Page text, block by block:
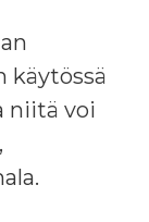
käytössä
niitä voi